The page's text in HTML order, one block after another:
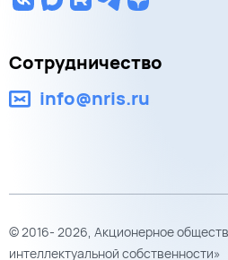
Сотрудничество
info@nris.ru
© 2016- 2026, Акционерное
интеллектуальной собственности»